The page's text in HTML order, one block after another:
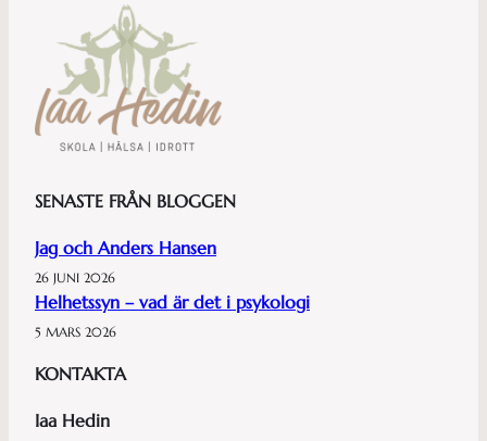
SENASTE FRÅN BLOGGEN
Jag och Anders Hansen
26 JUNI 2026
Helhetssyn – vad är det i psykologi
5 MARS 2026
KONTAKTA
Iaa Hedin